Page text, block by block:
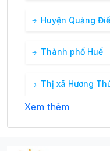
Huyện Quảng
Thành phố Huế
Thị xã Hương
Xem thêm